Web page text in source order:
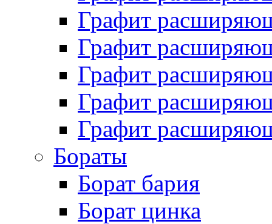
Графит
Графит
Графит
Графит
Графит
Бораты
Борат бария
Борат цинка